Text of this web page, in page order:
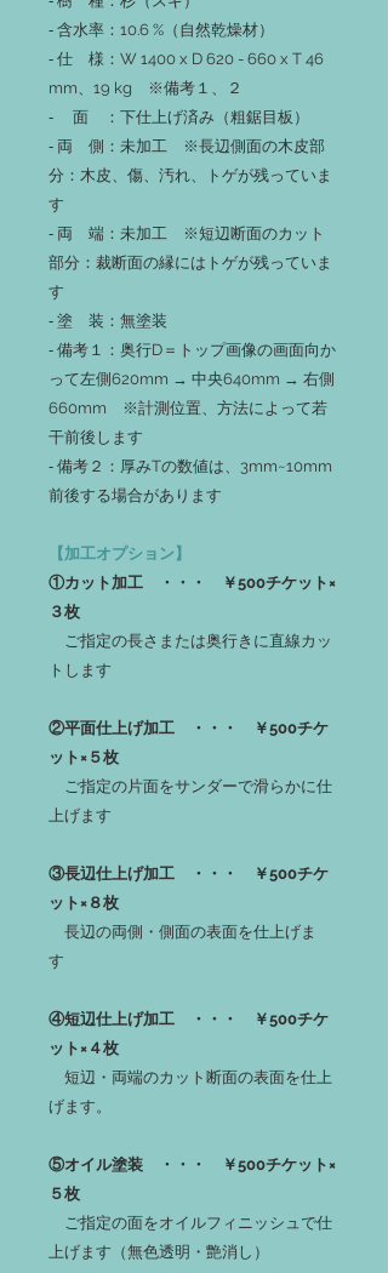
‐ 含水率：10.6 %（自然乾燥材）
‐ 仕 様：W 1400 x D 620 - 660 x T 46
mm、19 kg ※備考１、２
‐ 面 ：下仕上げ済み（粗鋸目板）
‐ 両 側：未加工 ※長辺側面の木皮部
分：木皮、傷、汚れ、トゲが残っていま
す
‐ 両 端：未加工 ※短辺断面のカット
部分：裁断面の縁にはトゲが残っていま
す
‐ 塗 装：無塗装
‐ 備考１：奥行D＝トップ画像の画面向か
って左側620mm → 中央640mm → 右側
660mm ※計測位置、方法によって若
干前後します
‐ 備考２：厚みTの数値は、3mm~10mm
前後する場合があります
【加工オプション】
①カット加工 ・・・ ￥500チケット×
３枚
ご指定の長さまたは奥行きに直線カッ
トします
②平面仕上げ加工 ・・・ ￥500チケ
ット×５枚
ご指定の片面をサンダーで滑らかに仕
上げます
③長辺仕上げ加工 ・・・ ￥500チケ
ット×８枚
長辺の両側・側面の表面を仕上げま
す
④短辺仕上げ加工 ・・・ ￥500チケ
ット×４枚
短辺・両端のカット断面の表面を仕上
げます。
⑤オイル塗装 ・・・ ￥500チケット×
５枚
ご指定の面をオイルフィニッシュで仕
上げます（無色透明・艶消し）